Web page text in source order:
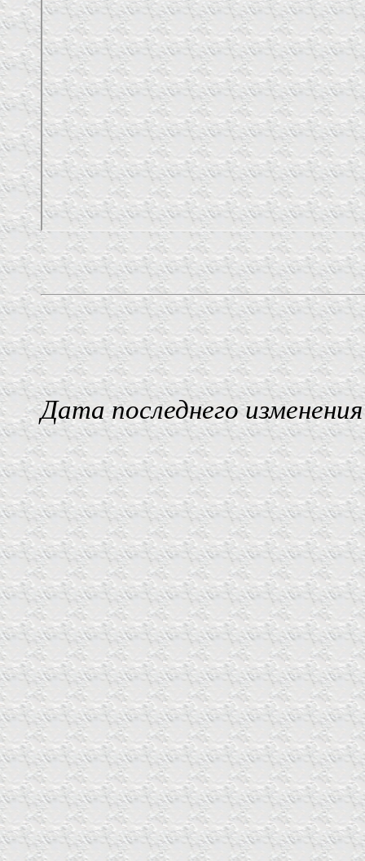
Дата последнего